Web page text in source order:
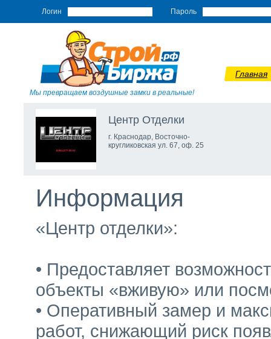
Логин Пароль
Мы превращаем воздушные замки в реальные!
Главная
Центр Отделки
г. Краснодар, Восточно-
кругликовская ул. 67, оф. 25
Информация
«Центр отделки»:
• Предоставляет
объекты «вживую» или
• Оперативный замер и
работ, снижающий риск